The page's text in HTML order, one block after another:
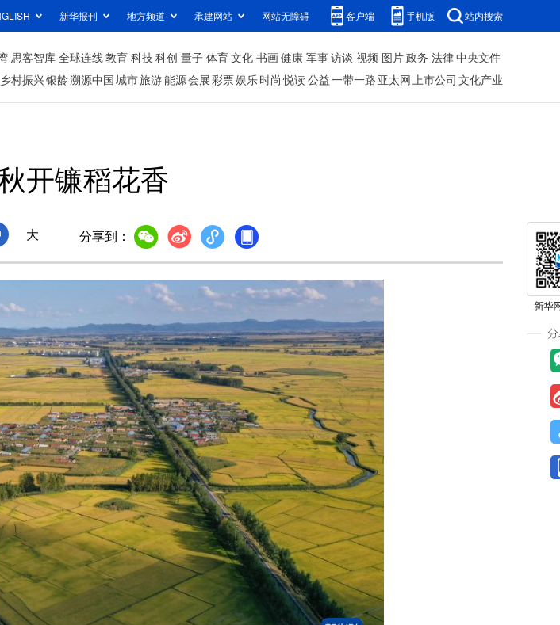
新华报刊 地方频道 承建网站 网站无障碍 客户端 手机版 站内搜索
思客智库 全球连线教育 科技科创 量子 体育文化 书画健康 军事访谈 视频 图片政务 法律中央文件
乡村振兴银龄溯源中国城市旅游能源会展彩票娱乐时尚 悦读公益一带一路 亚太网上市公司 文化产业
开镰稻花香
大 分享到：